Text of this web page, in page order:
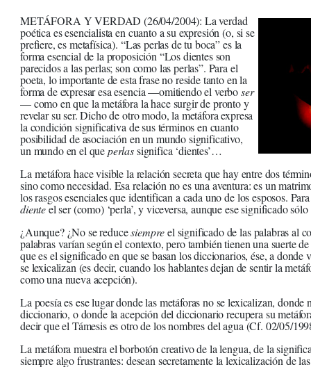
METÁFORA Y VERDAD (26/04/2004): La verdad
poética es esencialista en cuanto a su expresión (o, si se
prefiere, es metafísica). “Las perlas de tu boca” es la
forma esencial de la proposición “Los dientes son
parecidos a las perlas; son como las perlas”. Para el
poeta, lo importante de esta frase no reside tanto en la
forma de expresar esa esencia —omitiendo el verboser
— como en que la metáfora la hace surgir de pronto y
revelar su ser. Dicho de otro modo, la metáfora expresa
la condición significativa de sus términos en cuanto
posibilidad de asociación en un mundo significativo,
un mundo en el queperlassignifica ‘dientes’…
La metáfora hace visible la relación secreta que hay entre dos
sino como necesidad. Esa relación no es una aventura: es un
los rasgos esenciales que identifican a cada uno de los esposos.
dienteel ser (como) ‘perla’, y viceversa, aunque ese significado
¿Aunque? ¿No se reducesiempreel significado de las palabras al
palabras varían según el contexto, pero también tienen una suerte
que es el significado en que se basan los diccionarios, ése, a donde
se lexicalizan (es decir, cuando los hablantes dejan de sentir la
como una nueva acepción).
La poesía es ese lugar donde las metáforas no se lexicalizan,
diccionario, o donde la acepción del diccionario recupera su
decir que el Támesis es otro de los nombres del agua (Cf. 02/05/
La metáfora muestra el borbotón creativo de la lengua, de la
siempre algo frustrantes: desean secretamente la lexicalización de